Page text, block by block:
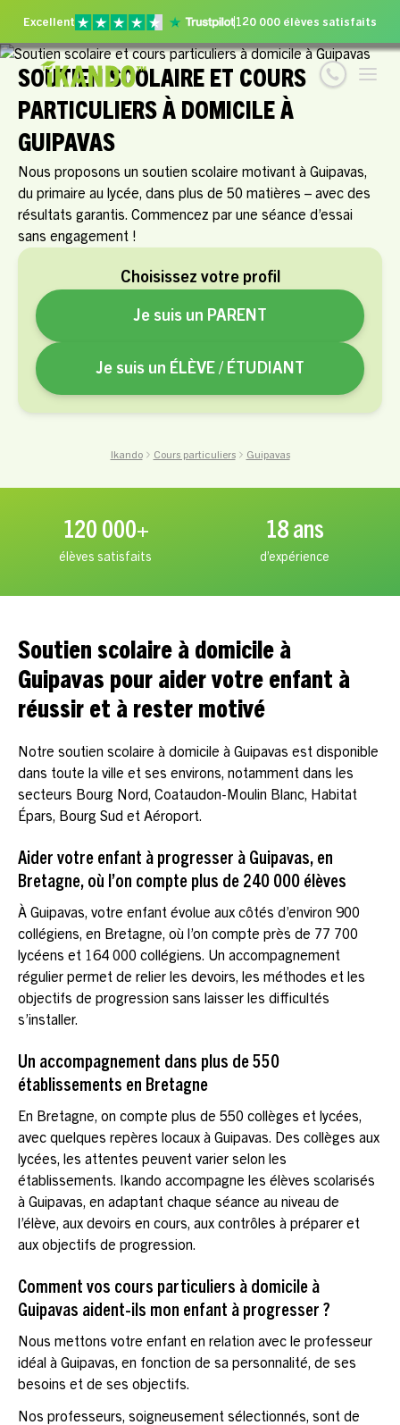
Excellent 120 000 élèves satisfaits
Ikando Cours particuliers Guipavas
SOUTIEN SCOLAIRE ET COURS
PARTICULIERS À DOMICILE À
GUIPAVAS
Nous proposons un soutien scolaire motivant à Guipavas,
du primaire au lycée, dans plus de 50 matières – avec des
résultats garantis. Commencez par une séance d’essai
sans engagement !
Choisissez votre profil
Je suis un PARENT
Je suis un ÉLÈVE / ÉTUDIANT
120 000+
élèves satisfaits
18 ans
d’expérience
Soutien scolaire à domicile à
Guipavas pour aider votre enfant à
réussir et à rester motivé
Notre soutien scolaire à domicile à Guipavas est disponible
dans toute la ville et ses environs, notamment dans les
secteurs Bourg Nord, Coataudon-Moulin Blanc, Habitat
Épars, Bourg Sud et Aéroport.
Aider votre enfant à progresser à Guipavas, en
Bretagne, où l’on compte plus de 240 000 élèves
À Guipavas, votre enfant évolue aux côtés d’environ 900
collégiens, en Bretagne, où l’on compte près de 77 700
lycéens et 164 000 collégiens. Un accompagnement
régulier permet de relier les devoirs, les méthodes et les
objectifs de progression sans laisser les difficultés
s’installer.
Un accompagnement dans plus de 550
établissements en Bretagne
En Bretagne, on compte plus de 550 collèges et lycées,
avec quelques repères locaux à Guipavas. Des collèges aux
lycées, les attentes peuvent varier selon les
établissements. Ikando accompagne les élèves scolarisés
à Guipavas, en adaptant chaque séance au niveau de
l’élève, aux devoirs en cours, aux contrôles à préparer et
aux objectifs de progression.
Comment vos cours particuliers à domicile à
Guipavas aident-ils mon enfant à progresser ?
Nous mettons votre enfant en relation avec le professeur
idéal à Guipavas, en fonction de sa personnalité, de ses
besoins et de ses objectifs.
Nos professeurs, soigneusement sélectionnés, sont de